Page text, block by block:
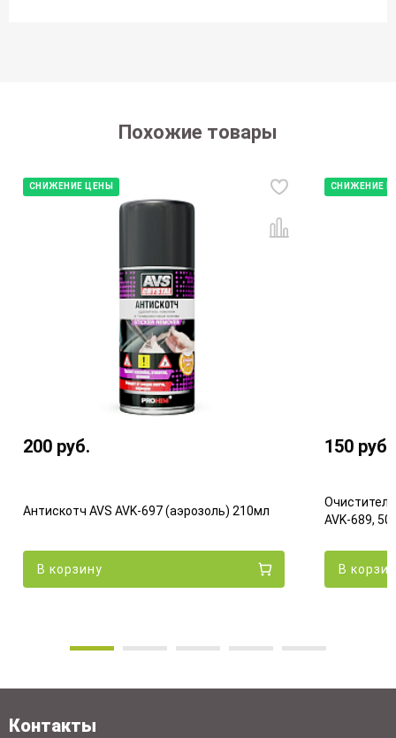
Похожие товары
СНИЖЕНИЕ ЦЕНЫ
200 руб.
Антискотч AVS AVK-697 (аэрозоль) 210мл
В корзину
СНИЖЕНИЕ
150 руб.
AVK-689,
В
Контакты